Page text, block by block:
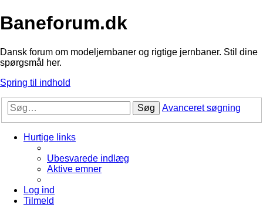
Baneforum.dk
Dansk forum om modeljernbaner og rigtige jernbaner. Stil dine
spørgsmål her.
Spring til indhold
Søg Avanceret søgning
Hurtige links
Ubesvarede indlæg
Aktive emner
Log ind
Tilmeld